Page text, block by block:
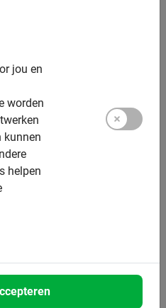
jou en
worden
kunnen
helpen
puur
traditionele geishawijk.
indrukwekkende
Of laat je verrassen door
je enkele van de